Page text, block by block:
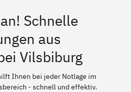
Schnelle
aus
Vilsbiburg
Ihnen bei jeder Notlage im
- schnell und effektiv.